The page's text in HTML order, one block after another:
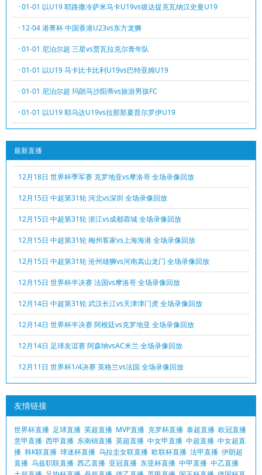
· 01-01 以U19 耶路撒冷萨米马卡U19vs彼达提克瓦纳汉史曼U19
· 12-04 港菁杯 中国香港U23vs东方龙狮
· 01-01 尼泊尔超 三星vs贾瓦拉克尔青年队
· 01-01 以U19 马卡比卡比利U19vs巴特亚姆U19
· 01-01 尼泊尔超 玛朗马沙阳蒂vs旅游男孩FC
· 01-01 以U19 耶乌达U19vs拉那那夏普尔罗伊U19
最新直播
12月18日 世界杯季军赛 克罗地亚vs摩洛哥 全场录像回放
12月15日 中超第31轮 河北vs深圳 全场录像回放
12月15日 中超第31轮 浙江vs成都蓉城 全场录像回放
12月15日 中超第31轮 梅州客家vs上海海港 全场录像回放
12月15日 中超第31轮 沧州雄狮vs河南嵩山龙门 全场录像回放
12月15日 世界杯半决赛 法国vs摩洛哥 全场录像回放
12月14日 中超第31轮 武汉长江vs天津津门虎 全场录像回放
12月14日 世界杯半决赛 阿根廷vs克罗地亚 全场录像回放
12月14日 足球友谊赛 阿森纳vsAC米兰 全场录像回放
12月11日 世界杯1/4决赛 英格兰vs法国 全场录像回放
友情链接
世界杯直播 足球直播 英超直播 MVP直播 克罗杯直播 泰超直播 欧冠直播
意甲直播 西甲直播 东南锦直播 英超直播 中女甲直播 中超直播 中女超直
播 韩K联直播 球迷杯直播 乌拉圭女联直播 欧联杯直播 法甲直播 伊朗超
直播 乌兹职联直播 西乙直播 亚冠直播 东亚杯直播 中甲直播 中乙直播